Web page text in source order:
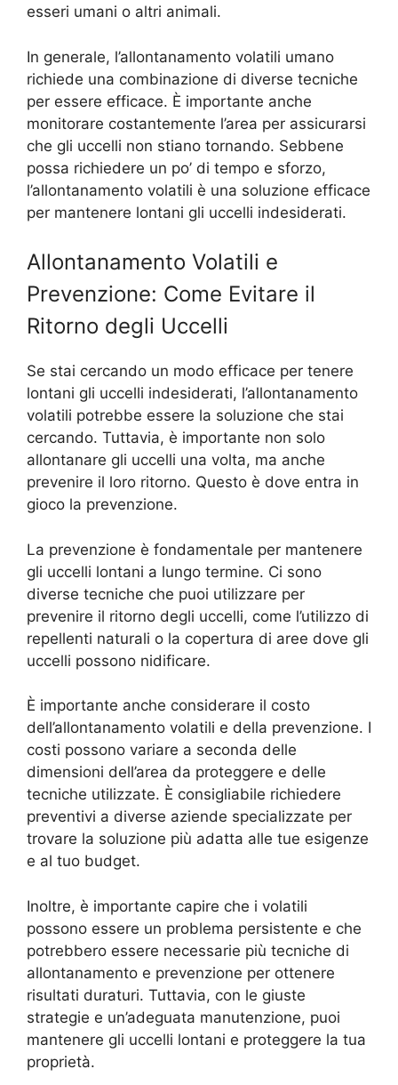
esseri umani o altri animali.
In generale, l’allontanamento volatili umano
richiede una combinazione di diverse tecniche
per essere efficace. È importante anche
monitorare costantemente l’area per assicurarsi
che gli uccelli non stiano tornando. Sebbene
possa richiedere un po’ di tempo e sforzo,
l’allontanamento volatili è una soluzione efficace
per mantenere lontani gli uccelli indesiderati.
Allontanamento Volatili e
Prevenzione: Come Evitare il
Ritorno degli Uccelli
Se stai cercando un modo efficace per tenere
lontani gli uccelli indesiderati, l’allontanamento
volatili potrebbe essere la soluzione che stai
cercando. Tuttavia, è importante non solo
allontanare gli uccelli una volta, ma anche
prevenire il loro ritorno. Questo è dove entra in
gioco la prevenzione.
La prevenzione è fondamentale per mantenere
gli uccelli lontani a lungo termine. Ci sono
diverse tecniche che puoi utilizzare per
prevenire il ritorno degli uccelli, come l’utilizzo di
repellenti naturali o la copertura di aree dove gli
uccelli possono nidificare.
È importante anche considerare il costo
dell’allontanamento volatili e della prevenzione. I
costi possono variare a seconda delle
dimensioni dell’area da proteggere e delle
tecniche utilizzate. È consigliabile richiedere
preventivi a diverse aziende specializzate per
trovare la soluzione più adatta alle tue esigenze
e al tuo budget.
Inoltre, è importante capire che i volatili
possono essere un problema persistente e che
potrebbero essere necessarie più tecniche di
allontanamento e prevenzione per ottenere
risultati duraturi. Tuttavia, con le giuste
strategie e un’adeguata manutenzione, puoi
mantenere gli uccelli lontani e proteggere la tua
proprietà.